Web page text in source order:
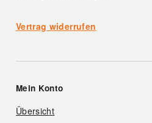
Vertrag widerrufen
Mein Konto
Übersicht